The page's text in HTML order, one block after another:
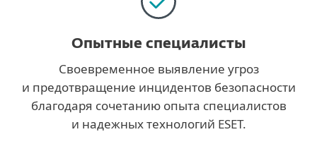
Опытные специалисты
Своевременное выявление угроз
и предотвращение инцидентов безопасности
благодаря сочетанию опыта специалистов
и надежных технологий ESET.